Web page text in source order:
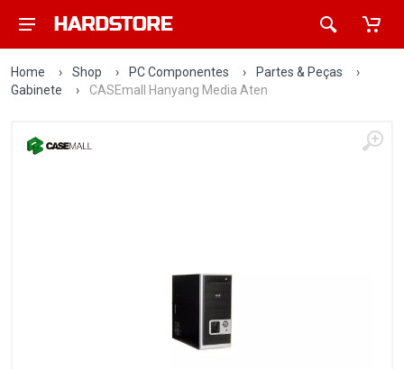
Home › Shop › PC Componentes › Partes & Peças
›
Gabinete
› CASEmall Hanyang Media Aten